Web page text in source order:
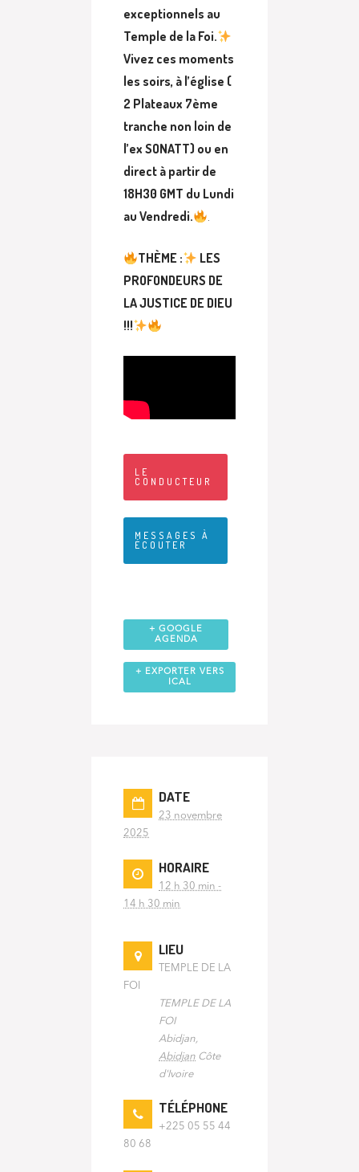
exceptionnels au
Temple de la Foi.
Vivez ces moments
les soirs, à l’église (
2 Plateaux 7ème
tranche non loin de
l’ex SONATT) ou en
direct à partir de
18H30 GMT du Lundi
au Vendredi.
.
THÈME :
LES
PROFONDEURS DE
LA JUSTICE DE DIEU
!!!
LE
CONDUCTEUR
MESSAGES À
ÉCOUTER
+ GOOGLE
AGENDA
+ EXPORTER VERS
ICAL
DATE
23 novembre
2025
HORAIRE
12 h 30 min -
14 h 30 min
LIEU
TEMPLE DE LA
FOI
TEMPLE DE LA
FOI
Abidjan
Abidjan Côte
d'Ivoire
TÉLÉPHONE
+225 05 55 44
80 68